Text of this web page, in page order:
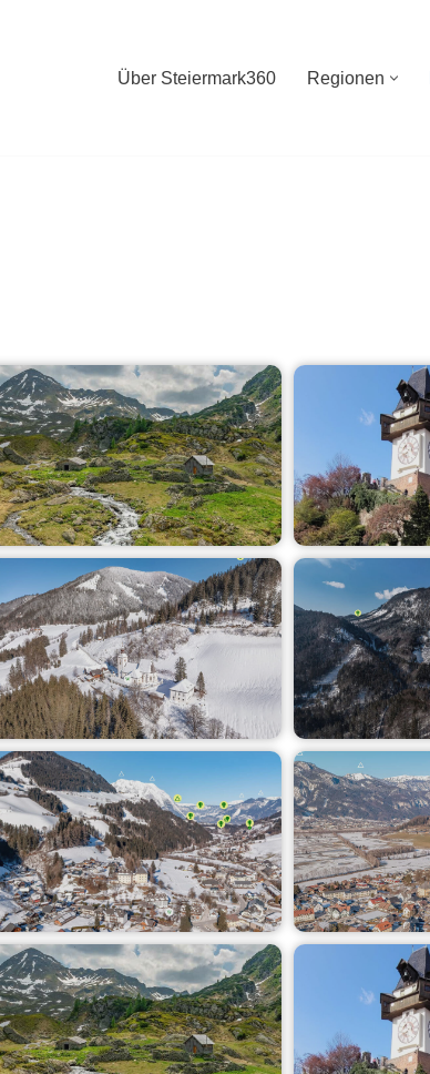
Über Steiermark360 Regionen